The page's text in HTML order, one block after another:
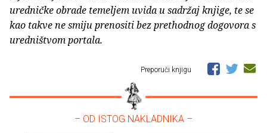
uredničke obrade temeljem uvida u sadržaj knjige, te se
kao takve ne smiju prenositi bez prethodnog dogovora s
uredništvom portala.
Preporuči knjigu
– OD ISTOG NAKLADNIKA –